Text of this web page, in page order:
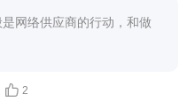
网络供应商的行动，和做
 2